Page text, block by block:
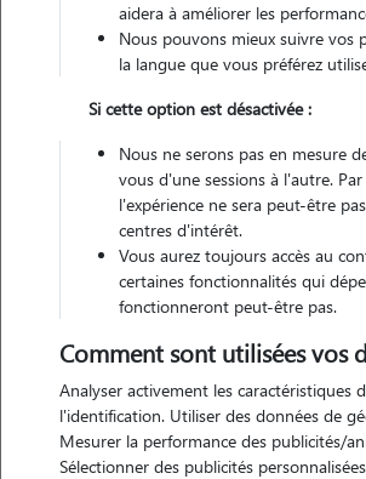
Contacter
L'envoi d'une demande est sans
aidera à améliorer les
Nous pouvons mieux suivre vos
la langue que vous préférez
Si cette option est désactivée :
Nous ne serons pas en mesure
vous d'une sessions à l'autre.
l'expérience ne sera peut-être
centres d'intérêt.
Vous aurez toujours accès au
certaines fonctionnalités qui
fonctionneront peut-être pas.
Comment sont utilisées vos
Analyser activement les caractéristiques
l'identification. Utiliser des données de
Mesurer la performance des publicités/
Sélectionner des publicités